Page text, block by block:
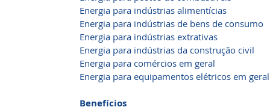
Energia para indústrias alimentícias
Energia para indústrias de bens de consumo
Energia para indústrias extrativas
Energia para indústrias da construção civil
Energia para comércios em geral
Energia para equipamentos elétricos em geral
Benefícios